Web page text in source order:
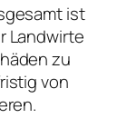
ist
Landwirte
zu
von